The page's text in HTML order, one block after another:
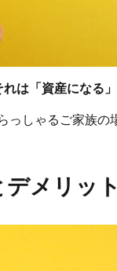
れは「資産になる」
っしゃるご家族の
メリット